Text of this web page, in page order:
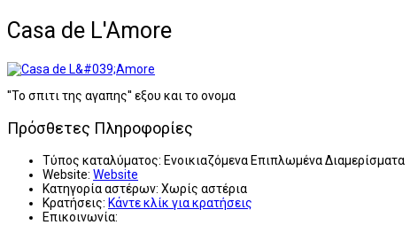
Casa de L'Amore
''Το σπιτι της αγαπης'' εξου και το ονομα
Πρόσθετες Πληροφορίες
Τύπος καταλύματος: Ενοικιαζόμενα Επιπλωμένα Διαμερίσματα
Website: Website
Κατηγορία αστέρων: Χωρίς αστέρια
Κρατήσεις: Κάντε κλίκ για κρατήσεις
Επικοινωνία: